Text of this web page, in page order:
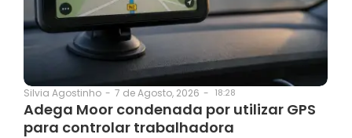
Silvia Agostinho - 7 de Agosto, 2026 - 18:28
Adega Moor condenada por utilizar GPS
para controlar trabalhadora